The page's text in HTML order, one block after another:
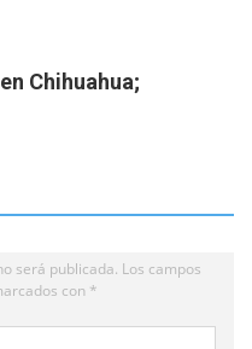
Chihuahua;
será publicada. Los campos
con *